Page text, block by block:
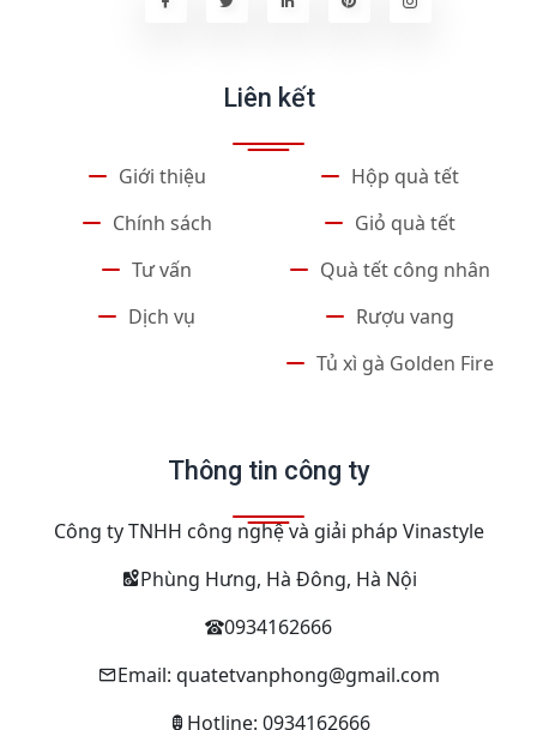
Liên kết
Giới thiệu
Chính sách
Tư vấn
Dịch vụ
Hộp quà tết
Giỏ quà tết
Quà tết công nhân
Rượu vang
Tủ xì gà Golden Fire
Thông tin công ty
Công ty TNHH công nghệ và giải pháp Vinastyle
Phùng Hưng, Hà Đông, Hà Nội
0934162666
Email: quatetvanphong@gmail.com
Hotline: 0934162666